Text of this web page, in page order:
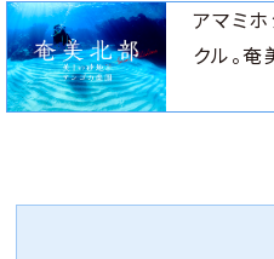
アマミ
クル。